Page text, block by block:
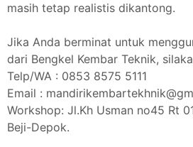
masih tetap realistis dikantong.
Jika Anda berminat untuk
dari Bengkel Kembar Teknik,
Telp/WA : 0853 8575 5111
Email :
Workshop: Jl.Kh Usman no45 Rt
Beji-Depok.